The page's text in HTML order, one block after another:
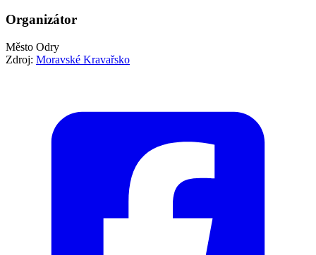
Organizátor
Město Odry
Zdroj: Moravské Kravařsko